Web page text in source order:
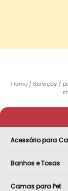
Home Serviços
Acessório para
Banhos e Tosas
Camas para Pet